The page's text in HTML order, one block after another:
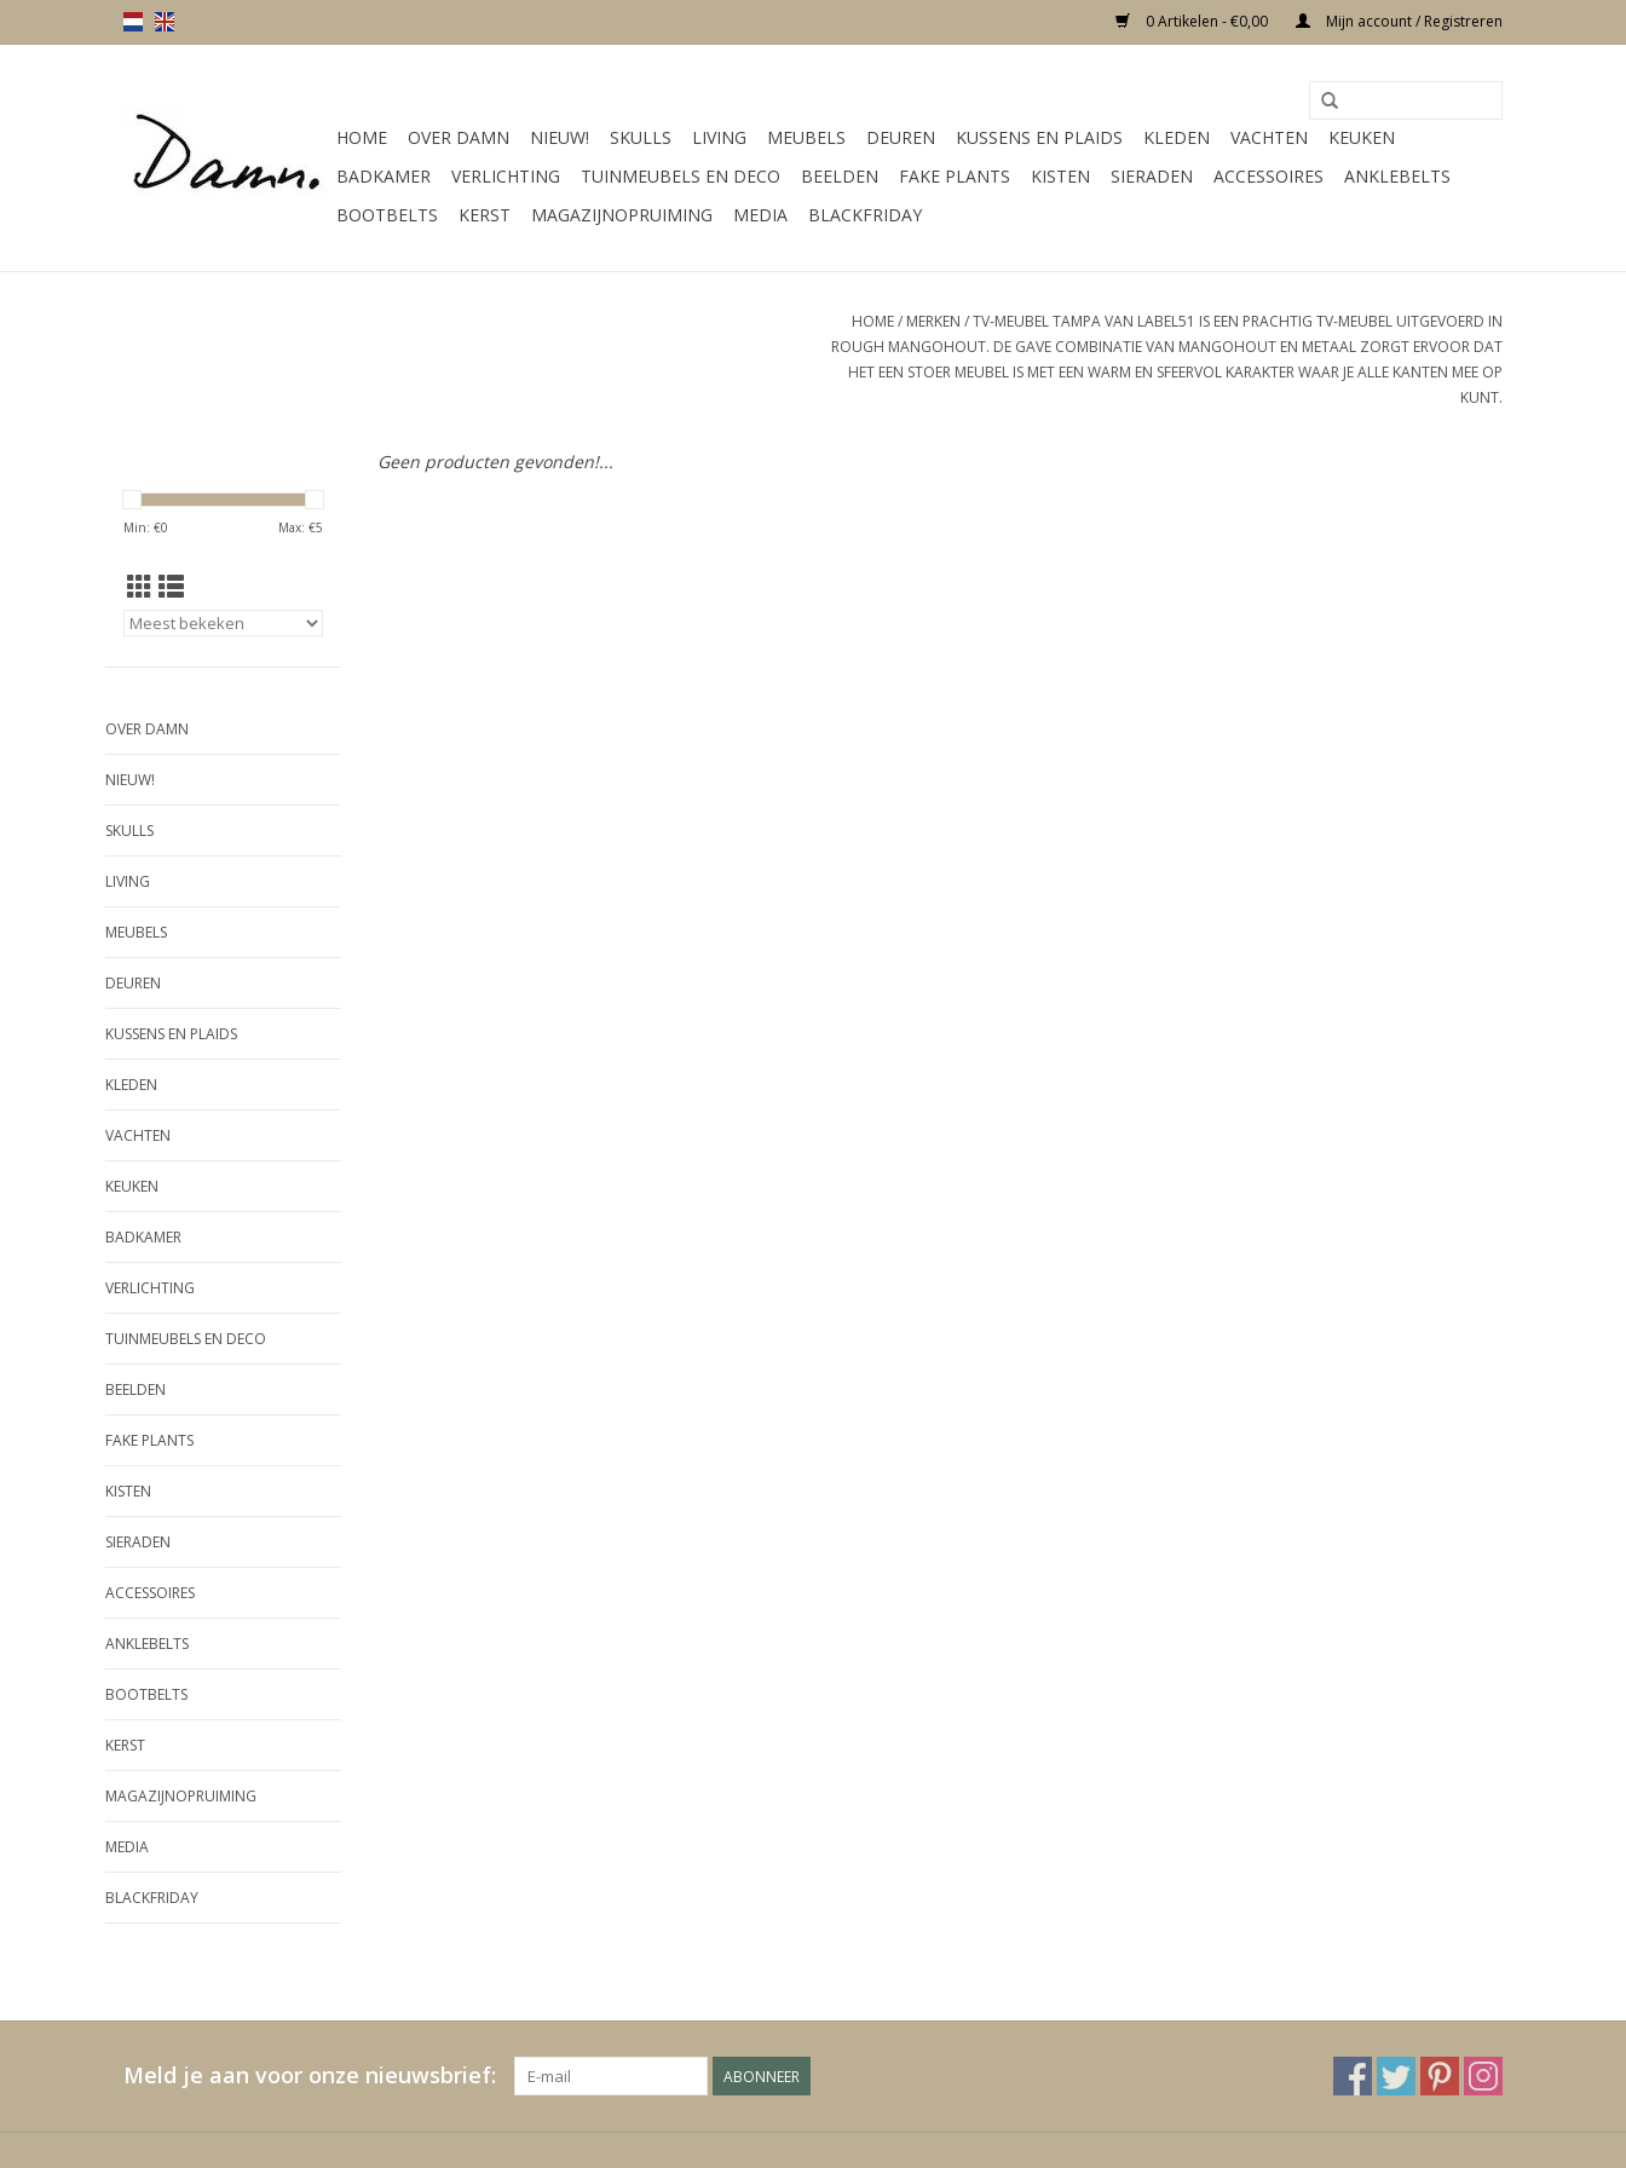
0 Artikelen - €0,00 Mijn account / Registreren
HOME OVER DAMN NIEUW! SKULLS LIVING MEUBELS DEUREN KUSSENS EN PLAIDS KLEDEN VACHTEN
KEUKEN
BADKAMER
VERLICHTING TUINMEUBELS EN DECO BEELDEN FAKE PLANTS KISTEN SIERADEN ACCESSOIRES
ANKLEBELTS
BOOTBELTS
KERST MAGAZIJNOPRUIMING MEDIA BLACKFRIDAY
HOME/ MERKEN /TV-MEUBEL TAMPA VAN LABEL51 IS EEN PRACHTIG TV-MEUBEL UITGEVOERD IN
ROUGH MANGOHOUT. DE GAVE COMBINATIE VAN MANGOHOUT EN METAAL ZORGT ERVOOR DAT
HET EEN STOER MEUBEL IS MET EEN WARM EN SFEERVOL KARAKTER WAAR JE ALLE KANTEN MEE OP
KUNT.
Min: €0 Max: €5
OVER DAMN
NIEUW!
SKULLS
LIVING
MEUBELS
DEUREN
KUSSENS EN PLAIDS
KLEDEN
VACHTEN
KEUKEN
BADKAMER
VERLICHTING
TUINMEUBELS EN DECO
BEELDEN
FAKE PLANTS
KISTEN
SIERADEN
ACCESSOIRES
ANKLEBELTS
BOOTBELTS
KERST
MAGAZIJNOPRUIMING
MEDIA
BLACKFRIDAY
Geen producten gevonden!...
Meld je aan voor onze nieuwsbrief: ABONNEER